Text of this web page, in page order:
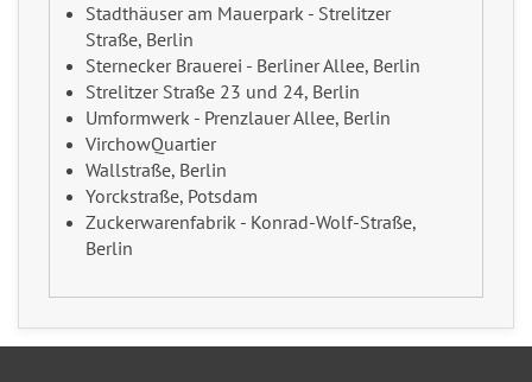
Stadthäuser am Mauerpark - Strelitzer
Straße, Berlin
Sternecker Brauerei - Berliner Allee, Berlin
Strelitzer Straße 23 und 24, Berlin
Umformwerk - Prenzlauer Allee, Berlin
VirchowQuartier
Wallstraße, Berlin
Yorckstraße, Potsdam
Zuckerwarenfabrik - Konrad-Wolf-Straße,
Berlin